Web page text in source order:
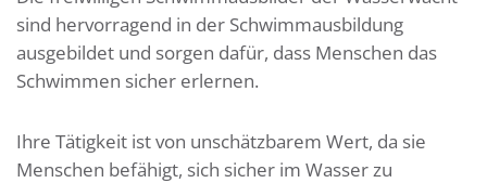
sind hervorragend in der Schwimmausbildung
ausgebildet und sorgen dafür, dass Menschen das
Schwimmen sicher erlernen.
Ihre Tätigkeit ist von unschätzbarem Wert, da sie
Menschen befähigt, sich sicher im Wasser zu